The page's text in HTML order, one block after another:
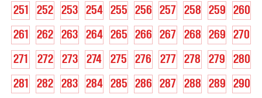
251
252 253 254 255 256 257 258 259
260
261
262 263 264 265 266 267 268 269
270
271
272 273 274 275 276 277 278 279
280
281
282 283 284 285 286 287 288 289
290